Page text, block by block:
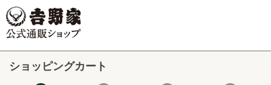
ショッピングカート